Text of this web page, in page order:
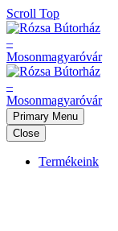
Scroll Top
Primary Menu
Close
Termékeink